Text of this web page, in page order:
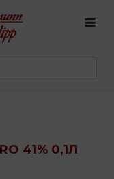
41% 0,1Л